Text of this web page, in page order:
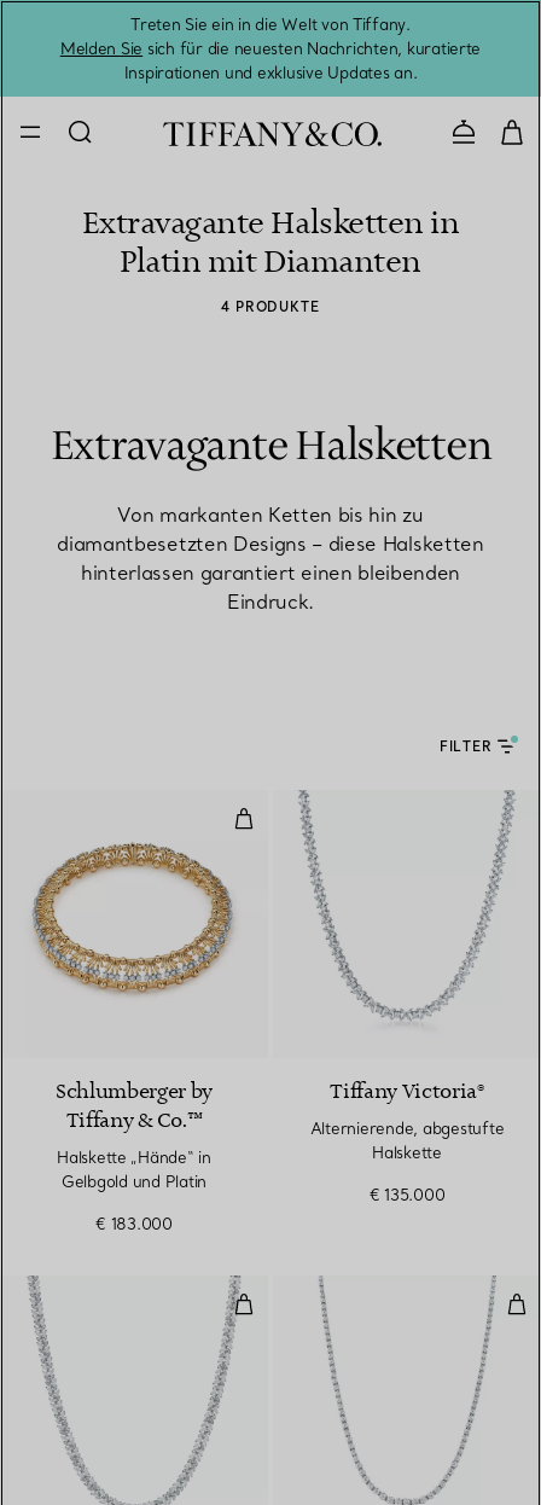
Treten Sie ein in die Welt von Tiffany.
Melden Sie sich für die neuesten Nachrichten, kuratierte
Inspirationen und exklusive Updates an.
Extravagante Halsketten in
Platin mit Diamanten
4 PRODUKTE
Extravagante Halsketten
Von markanten Ketten bis hin zu
diamantbesetzten Designs – diese Halsketten
hinterlassen garantiert einen bleibenden
Eindruck.
FILTER
Halskette „Hände“ in Gelbgold
Schlumberger by
Tiffany & Co.™
Halskette „Hände“ in
Gelbgold und Platin
€ 183.000
Tiffany Victoria®
Alternierende, abgestufte
Halskette
€ 135.000
Vine Diamant-Halskette in